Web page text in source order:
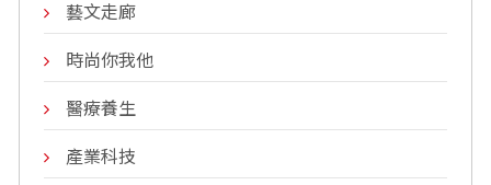
藝文走廊
時尚你我他
醫療養生
產業科技